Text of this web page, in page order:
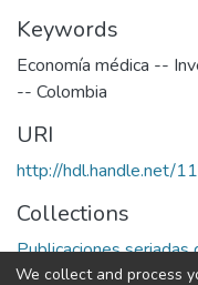
Keywords
Economía médica --
-- Colombia
URI
http://hdl.handle.net/
Collections
Publicaciones seriadas
We collect and process